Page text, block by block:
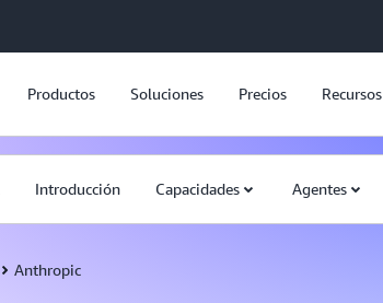
Productos Soluciones Precios Recursos
Introducción Capacidades Agentes
Anthropic